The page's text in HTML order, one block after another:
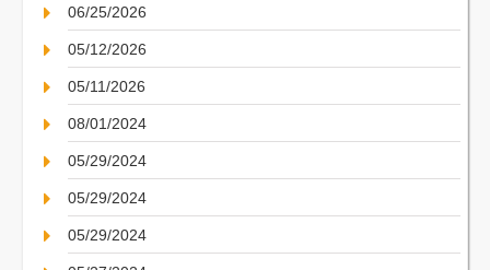
06/25/2026
05/12/2026
05/11/2026
08/01/2024
05/29/2024
05/29/2024
05/29/2024